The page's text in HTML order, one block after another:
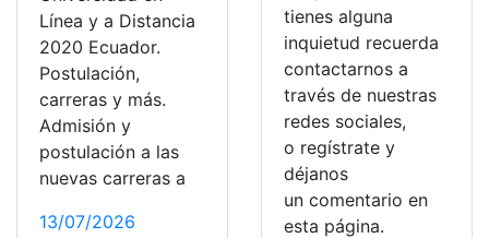
Línea y a Distancia
2020 Ecuador.
Postulación,
carreras y más.
Admisión y
postulación a las
nuevas carreras a
13/07/2026
tienes alguna
inquietud recuerda
contactarnos a
través de nuestras
redes sociales,
o regístrate y
déjanos
un comentario en
esta página.